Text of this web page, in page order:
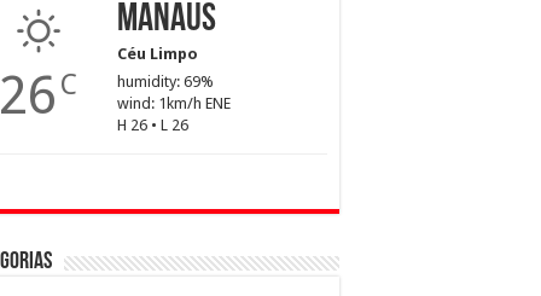
26 C
Manaus
Céu Limpo
humidity: 69%
wind: 1km/h ENE
H 26 • L 26